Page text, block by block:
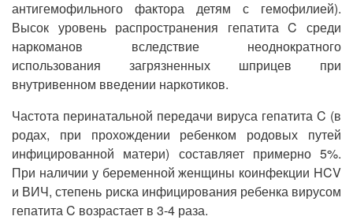
антигемофильного фактора детям с гемофилией).
Высок уровень распространения гепатита C среди
наркоманов вследствие неоднократного
использования загрязненных шприцев при
внутривенном введении наркотиков.
Частота перинатальной передачи вируса гепатита C (в
родах, при прохождении ребенком родовых путей
инфицированной матери) составляет примерно 5%.
При наличии у беременной женщины коинфекции HCV
и ВИЧ, степень риска инфицирования ребенка вирусом
гепатита C возрастает в 3-4 раза.